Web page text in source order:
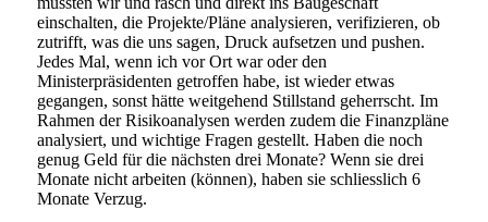
einschalten, die Projekte/Pläne analysieren, verifizieren, ob
zutrifft, was die uns sagen, Druck aufsetzen und pushen.
Jedes Mal, wenn ich vor Ort war oder den
Ministerpräsidenten getroffen habe, ist wieder etwas
gegangen, sonst hätte weitgehend Stillstand geherrscht. Im
Rahmen der Risikoanalysen werden zudem die Finanzpläne
analysiert, und wichtige Fragen gestellt. Haben die noch
genug Geld für die nächsten drei Monate? Wenn sie drei
Monate nicht arbeiten (können), haben sie schliesslich 6
Monate Verzug.